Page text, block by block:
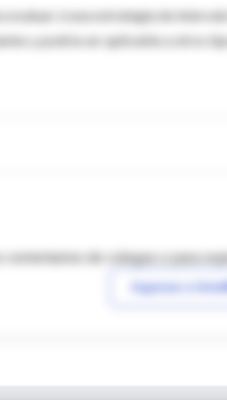
evaluar si una estrategia de
y podría ser aplicable a otros
comentarios de colegas o para
Ingresar a